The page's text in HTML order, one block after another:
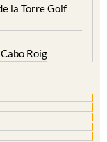
la Torre Golf
Roig